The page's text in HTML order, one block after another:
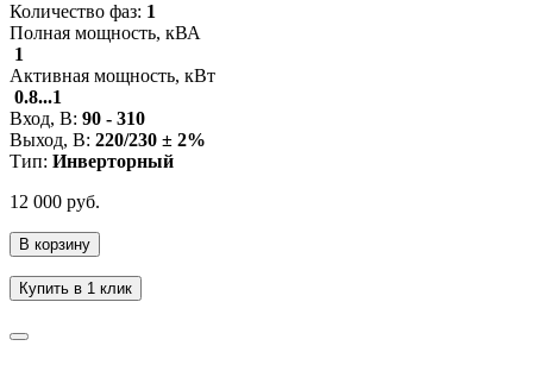
Количество фаз: 1
Полная мощность, кВА
1
Активная мощность, кВт
0.8...1
Вход, В: 90 - 310
Выход, В: 220/230 ± 2%
Тип: Инверторный
12 000 руб.
В корзину
Купить в 1 клик